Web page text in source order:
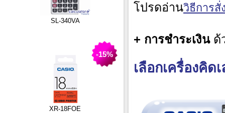
SL-340VA
XR-18FOE
-15%
โปรดอ่านวิธีการ
+ การชำระเงินด้
เลือกเครื่องคิด